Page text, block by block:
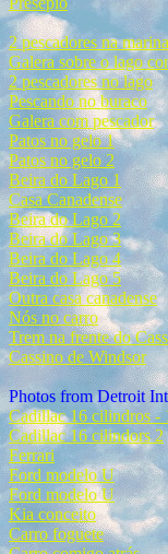
2 pescadores na
Galera sobre o lago
2 pescadores no lago
Pescando no buraco
Galera com pescador
Patos no gelo 1
Patos no gelo 2
Beira do Lago 1
Casa Canadense
Beira do Lago 2
Beira do Lago 3
Beira do Lago 4
Beira do Lago 5
Outra casa canadense
Nós no carro
Trem na frente do
Cassino de Windsor
Photos from Detroit
Cadillac 16 cilindros -
Cadillac 16 cilindors 2
Ferrari
Ford modelo U
Ford modelo U
Kia conceito
Carro foguete